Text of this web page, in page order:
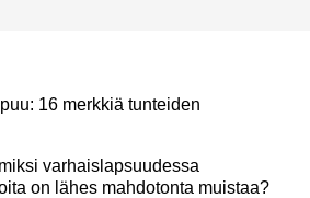
16 merkkiä tunteiden
varhaislapsuudessa
on lähes mahdotonta muistaa?